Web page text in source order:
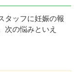
タッフに妊娠の報
次の悩みといえ